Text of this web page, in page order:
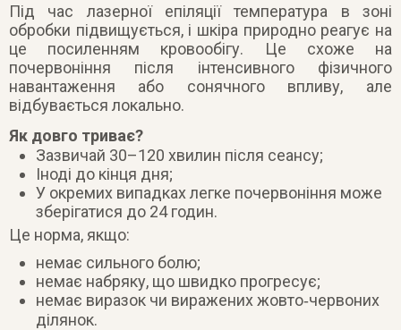
Під час лазерної епіляції температура в зоні
обробки підвищується, і шкіра природно реагує на
це посиленням кровообігу. Це схоже на
почервоніння після інтенсивного фізичного
навантаження або сонячного впливу, але
відбувається локально.
Як довго триває?
Зазвичай 30–120 хвилин після сеансу;
Іноді до кінця дня;
У окремих випадках легке почервоніння може
зберігатися до 24 годин.
Це норма, якщо:
немає сильного болю;
немає набряку, що швидко прогресує;
немає виразок чи виражених жовто‑червоних
ділянок.